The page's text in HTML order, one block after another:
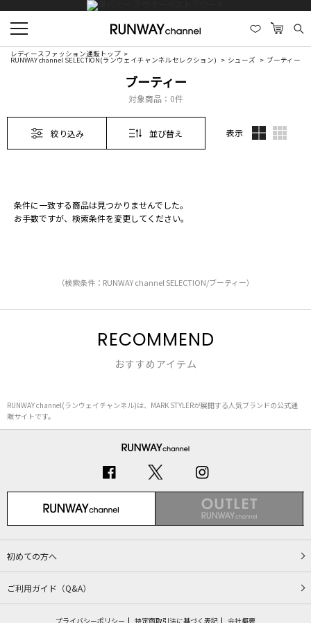
レディースファッション通販トップ
RUNWAY channel SELECTION(ランウェイチャンネルセレクション) シューズ ブーティー
ブーティー
対象商品： 0件
絞り込み 並び替え 表示
条件に一致する商品は見つかりませんでした。
お手数ですが、検索条件を変更してください。
（検索条件：RUNWAY channel SELECTION/ブーティー）
RECOMMEND
おすすめアイテム
RUNWAY channel(ランウェイチャンネル)は、MARK STYLERが展開する人気ブランドの公式通
販サイトです。
初めての方へ
ご利用ガイド（Q&A）
プライバシーポリシー 特定商取引法に基づく表記 会社概要